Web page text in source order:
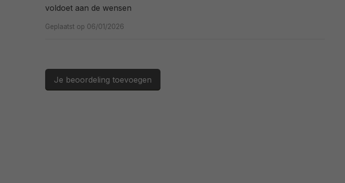
voldoet aan de wensen
Geplaatst op 06/01/2026
Je beoordeling toevoegen